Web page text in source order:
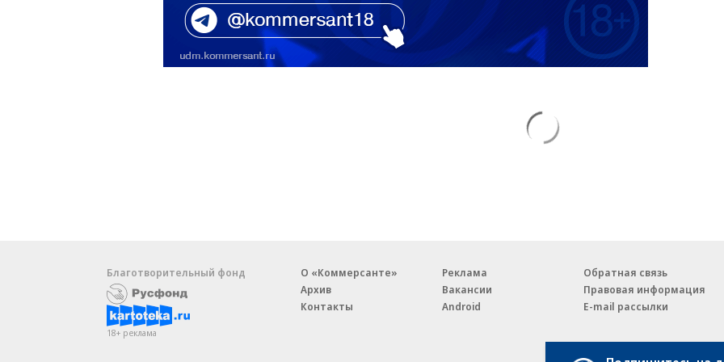
Благотворительный фонд
18+ реклама
О «Коммерсанте»
Архив
Контакты
Реклама
Вакансии
Android
Обратная связь
Правовая информация
E-mail рассылки